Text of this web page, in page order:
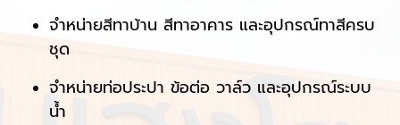
จำหน่ายสีทาบ้าน สีทาอาคาร และอุปกรณ์ทาสีครบ
ชุด
จำหน่ายท่อประปา ข้อต่อ วาล์ว และอุปกรณ์ระบบ
น้ำ